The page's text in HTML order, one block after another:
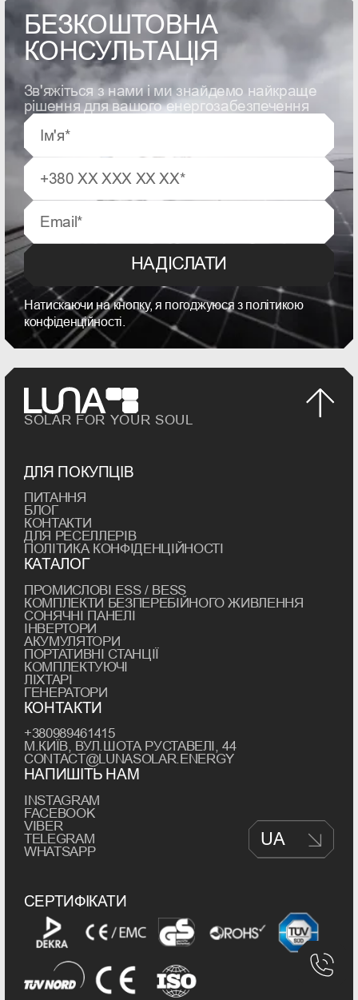
БЕЗКОШТОВНА
КОНСУЛЬТАЦІЯ
Зв'яжіться з нами і ми знайдемо найкраще
рішення для вашого енергозабезпечення
НАДІСЛАТИ
Натискаючи на кнопку, я погоджуюся з політикою
конфіденційності.
SOLAR FOR YOUR SOUL
ДЛЯ ПОКУПЦІВ
ПИТАННЯ
БЛОГ
КОНТАКТИ
ДЛЯ РЕСЕЛЛЕРІВ
ПОЛІТИКА КОНФІДЕНЦІЙНОСТІ
КАТАЛОГ
ПРОМИСЛОВІ ESS / BESS
КОМПЛЕКТИ БЕЗПЕРЕБІЙНОГО ЖИВЛЕННЯ
СОНЯЧНІ ПАНЕЛІ
ІНВЕРТОРИ
АКУМУЛЯТОРИ
ПОРТАТИВНІ СТАНЦІЇ
КОМПЛЕКТУЮЧІ
ЛІХТАРІ
ГЕНЕРАТОРИ
КОНТАКТИ
+380989461415
М.КИЇВ, ВУЛ.ШОТА РУСТАВЕЛІ, 44
CONTACT@LUNASOLAR.ENERGY
НАПИШІТЬ НАМ
INSTAGRAM
FACEBOOK
VIBER
TELEGRAM
WHATSAPP
СЕРТИФІКАТИ
UA